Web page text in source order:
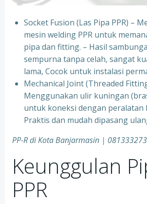
Socket Fusion (Las Pipa PPR) –
mesin welding PPR untuk
pipa dan fitting. – Hasil
sempurna tanpa celah, sangat
lama, Cocok untuk instalasi
⁠Mechanical Joint (Threaded
Menggunakan ulir kuningan
untuk koneksi dengan peralatan
Praktis dan mudah dipasang
PP-R di KotaBanjarmasin |
Keunggulan
PPR